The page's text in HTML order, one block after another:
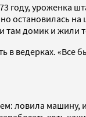
уроженка
остановилась
домик и жили
ведерках. «Все
ловила машину,